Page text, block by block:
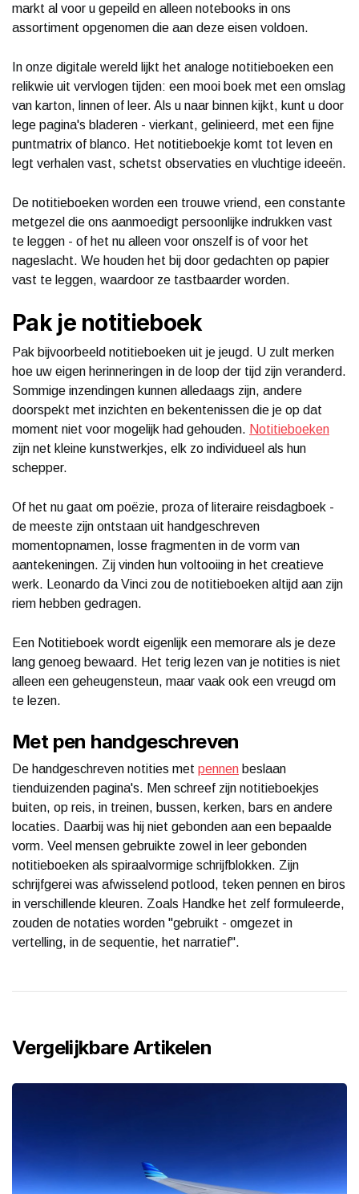
markt al voor u gepeild en alleen notebooks in ons
assortiment opgenomen die aan deze eisen voldoen.
In onze digitale wereld lijkt het analoge notitieboeken een
relikwie uit vervlogen tijden: een mooi boek met een omslag
van karton, linnen of leer. Als u naar binnen kijkt, kunt u door
lege pagina's bladeren - vierkant, gelinieerd, met een fijne
puntmatrix of blanco. Het notitieboekje komt tot leven en
legt verhalen vast, schetst observaties en vluchtige ideeën.
De notitieboeken worden een trouwe vriend, een constante
metgezel die ons aanmoedigt persoonlijke indrukken vast
te leggen - of het nu alleen voor onszelf is of voor het
nageslacht. We houden het bij door gedachten op papier
vast te leggen, waardoor ze tastbaarder worden.
Pak je notitieboek
Pak bijvoorbeeld notitieboeken uit je jeugd. U zult merken
hoe uw eigen herinneringen in de loop der tijd zijn veranderd.
Sommige inzendingen kunnen alledaags zijn, andere
doorspekt met inzichten en bekentenissen die je op dat
moment niet voor mogelijk had gehouden. Notitieboeken
zijn net kleine kunstwerkjes, elk zo individueel als hun
schepper.
Of het nu gaat om poëzie, proza of literaire reisdagboek -
de meeste zijn ontstaan uit handgeschreven
momentopnamen, losse fragmenten in de vorm van
aantekeningen. Zij vinden hun voltooiing in het creatieve
werk. Leonardo da Vinci zou de notitieboeken altijd aan zijn
riem hebben gedragen.
Een Notitieboek wordt eigenlijk een memorare als je deze
lang genoeg bewaard. Het terig lezen van je notities is niet
alleen een geheugensteun, maar vaak ook een vreugd om
te lezen.
Met pen handgeschreven
De handgeschreven notities met pennen beslaan
tienduizenden pagina's. Men schreef zijn notitieboekjes
buiten, op reis, in treinen, bussen, kerken, bars en andere
locaties. Daarbij was hij niet gebonden aan een bepaalde
vorm. Veel mensen gebruikte zowel in leer gebonden
notitieboeken als spiraalvormige schrijfblokken. Zijn
schrijfgerei was afwisselend potlood, teken pennen en biros
in verschillende kleuren. Zoals Handke het zelf formuleerde,
zouden de notaties worden "gebruikt - omgezet in
vertelling, in de sequentie, het narratief".
Vergelijkbare Artikelen